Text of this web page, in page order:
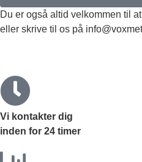
Du er også altid velkommen til
eller skrive til os på
Vi kontakter dig
inden for 24 timer